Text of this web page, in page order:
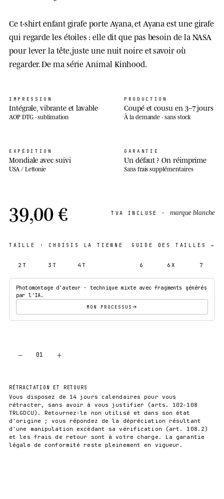
Ce t-shirt enfant girafe porte Ayana, et Ayana est une girafe
qui regarde les étoiles : elle dit que pas besoin de la NASA
pour lever la tête, juste une nuit noire et savoir où
regarder. De ma série Animal Kinhood.
IMPRESSION
Intégrale, vibrante et lavable
AOP DTG · sublimation
PRODUCTION
Coupé et cousu en 3–7 jours
À la demande · sans stock
EXPÉDITION
Mondiale avec suivi
USA / Lettonie
GARANTIE
Un défaut ? On réimprime
Sans frais supplémentaires
39,00 € TVA INCLUSE · marque blanche
TAILLE · CHOISIS LA TIENNE GUIDE DES TAILLES →
2T 3T 4T 6 6X 7
Photomontage d'auteur · technique mixte avec fragments générés
par l'IA.
MON PROCESSUS
− 01 +
RÉTRACTATION ET RETOURS
Vous disposez de 14 jours calendaires pour vous
rétracter, sans avoir à vous justifier (arts. 102-108
TRLGDCU). Retournez-le non utilisé et dans son état
d'origine ; vous répondez de la dépréciation résultant
d'une manipulation excédant sa vérification (art. 108.2)
et les frais de retour sont à votre charge. La garantie
légale de conformité reste pleinement en vigueur.